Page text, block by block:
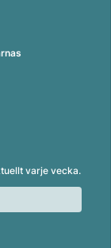
varje vecka.